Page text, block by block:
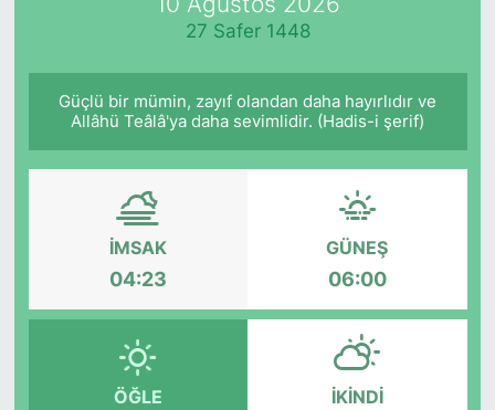
27 Safer 1448
Güçlü bir mümin, zayıf olandan daha hayırlıdır ve
Allâhü Teâlâ'ya daha sevimlidir. (Hadis-i şerif)
İMSAK
04:23
GÜNEŞ
06:00
ÖĞLE İKINDI